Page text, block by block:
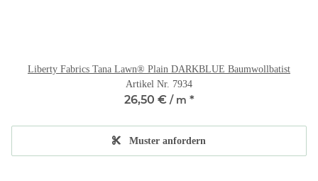
Liberty Fabrics Tana Lawn® Plain DARKBLUE Baumwollbatist
Artikel Nr. 7934
26,50 €/ m *
Muster anfordern